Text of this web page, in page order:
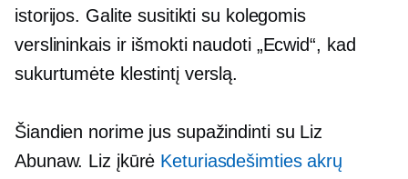
istorijos. Galite susitikti su kolegomis
verslininkais ir išmokti naudoti „Ecwid“, kad
sukurtumėte klestintį verslą.
Šiandien norime jus supažindinti su Liz
Abunaw. Liz įkūrė Keturiasdešimties akrų